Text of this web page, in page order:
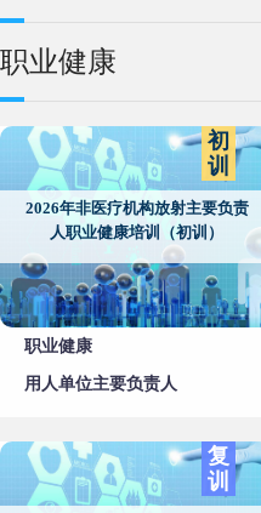
职业健康
初
训
2026年非医疗机构放射主要负责
人职业健康培训（初训）
职业健康
用人单位主要负责人
复
训